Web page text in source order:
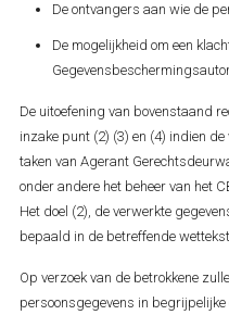
De ontvangers aan wie de
De mogelijkheid om een
De uitoefening van bovenstaand
inzake punt (2) (3) en (4) indien
taken van Agerant
onder andere het beheer van het
Het doel (2), de verwerkte
bepaald in de betreffende
Op verzoek van de betrokkene
persoonsgegevens in